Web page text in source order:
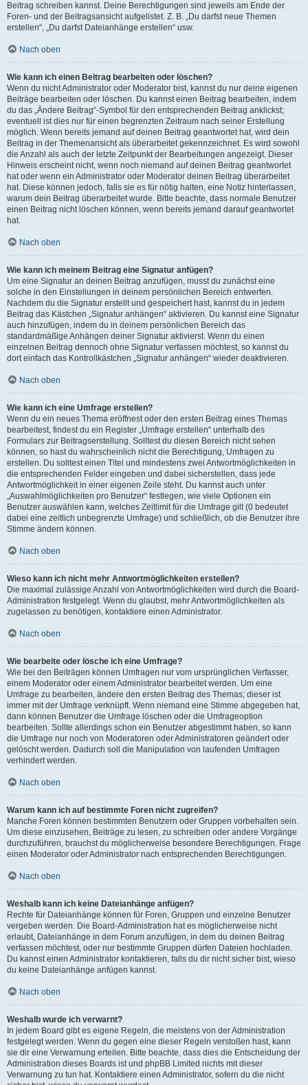
Beitrag schreiben kannst. Deine Berechtigungen sind jeweils am Ende der
Foren- und der Beitragsansicht aufgelistet. Z. B. „Du darfst neue Themen
erstellen“, „Du darfst Dateianhänge erstellen“ usw.
Nach oben
Wie kann ich einen Beitrag bearbeiten oder löschen?
Wenn du nicht Administrator oder Moderator bist, kannst du nur deine eigenen
Beiträge bearbeiten oder löschen. Du kannst einen Beitrag bearbeiten, indem
du das „Ändere Beitrag“-Symbol für den entsprechenden Beitrag anklickst;
eventuell ist dies nur für einen begrenzten Zeitraum nach seiner Erstellung
möglich. Wenn bereits jemand auf deinen Beitrag geantwortet hat, wird dein
Beitrag in der Themenansicht als überarbeitet gekennzeichnet. Es wird sowohl
die Anzahl als auch der letzte Zeitpunkt der Bearbeitungen angezeigt. Dieser
Hinweis erscheint nicht, wenn noch niemand auf deinen Beitrag geantwortet
hat oder wenn ein Administrator oder Moderator deinen Beitrag überarbeitet
hat. Diese können jedoch, falls sie es für nötig halten, eine Notiz hinterlassen,
warum dein Beitrag überarbeitet wurde. Bitte beachte, dass normale Benutzer
einen Beitrag nicht löschen können, wenn bereits jemand darauf geantwortet
hat.
Nach oben
Wie kann ich meinem Beitrag eine Signatur anfügen?
Um eine Signatur an deinen Beitrag anzufügen, musst du zunächst eine
solche in den Einstellungen in deinem persönlichen Bereich entwerfen.
Nachdem du die Signatur erstellt und gespeichert hast, kannst du in jedem
Beitrag das Kästchen „Signatur anhängen“ aktivieren. Du kannst eine Signatur
auch hinzufügen, indem du in deinem persönlichen Bereich das
standardmäßige Anhängen deiner Signatur aktivierst. Wenn du einen
einzelnen Beitrag dennoch ohne Signatur verfassen möchtest, so kannst du
dort einfach das Kontrollkästchen „Signatur anhängen“ wieder deaktivieren.
Nach oben
Wie kann ich eine Umfrage erstellen?
Wenn du ein neues Thema eröffnest oder den ersten Beitrag eines Themas
bearbeitest, findest du ein Register „Umfrage erstellen“ unterhalb des
Formulars zur Beitragserstellung. Solltest du diesen Bereich nicht sehen
können, so hast du wahrscheinlich nicht die Berechtigung, Umfragen zu
erstellen. Du solltest einen Titel und mindestens zwei Antwortmöglichkeiten in
die entsprechenden Felder eingeben und dabei sicherstellen, dass jede
Antwortmöglichkeit in einer eigenen Zeile steht. Du kannst auch unter
„Auswahlmöglichkeiten pro Benutzer“ festlegen, wie viele Optionen ein
Benutzer auswählen kann, welches Zeitlimit für die Umfrage gilt (0 bedeutet
dabei eine zeitlich unbegrenzte Umfrage) und schließlich, ob die Benutzer ihre
Stimme ändern können.
Nach oben
Wieso kann ich nicht mehr Antwortmöglichkeiten erstellen?
Die maximal zulässige Anzahl von Antwortmöglichkeiten wird durch die Board-
Administration festgelegt. Wenn du glaubst, mehr Antwortmöglichkeiten als
zugelassen zu benötigen, kontaktiere einen Administrator.
Nach oben
Wie bearbeite oder lösche ich eine Umfrage?
Wie bei den Beiträgen können Umfragen nur vom ursprünglichen Verfasser,
einem Moderator oder einem Administrator bearbeitet werden. Um eine
Umfrage zu bearbeiten, ändere den ersten Beitrag des Themas; dieser ist
immer mit der Umfrage verknüpft. Wenn niemand eine Stimme abgegeben hat,
dann können Benutzer die Umfrage löschen oder die Umfrageoption
bearbeiten. Sollte allerdings schon ein Benutzer abgestimmt haben, so kann
die Umfrage nur noch von Moderatoren oder Administratoren geändert oder
gelöscht werden. Dadurch soll die Manipulation von laufenden Umfragen
verhindert werden.
Nach oben
Warum kann ich auf bestimmte Foren nicht zugreifen?
Manche Foren können bestimmten Benutzern oder Gruppen vorbehalten sein.
Um diese einzusehen, Beiträge zu lesen, zu schreiben oder andere Vorgänge
durchzuführen, brauchst du möglicherweise besondere Berechtigungen. Frage
einen Moderator oder Administrator nach entsprechenden Berechtigungen.
Nach oben
Weshalb kann ich keine Dateianhänge anfügen?
Rechte für Dateianhänge können für Foren, Gruppen und einzelne Benutzer
vergeben werden. Die Board-Administration hat es möglicherweise nicht
erlaubt, Dateianhänge in dem Forum anzufügen, in dem du deinen Beitrag
verfassen möchtest, oder nur bestimmte Gruppen dürfen Dateien hochladen.
Du kannst einen Administrator kontaktieren, falls du dir nicht sicher bist, wieso
du keine Dateianhänge anfügen kannst.
Nach oben
Weshalb wurde ich verwarnt?
In jedem Board gibt es eigene Regeln, die meistens von der Administration
festgelegt werden. Wenn du gegen eine dieser Regeln verstoßen hast, kann
sie dir eine Verwarnung erteilen. Bitte beachte, dass dies die Entscheidung der
Administration dieses Boards ist und phpBB Limited nichts mit dieser
Verwarnung zu tun hat. Kontaktiere einen Administrator, sofern du die nicht